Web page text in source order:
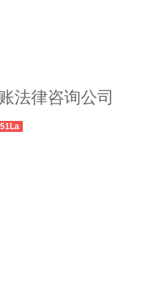
法律咨询公司
51La